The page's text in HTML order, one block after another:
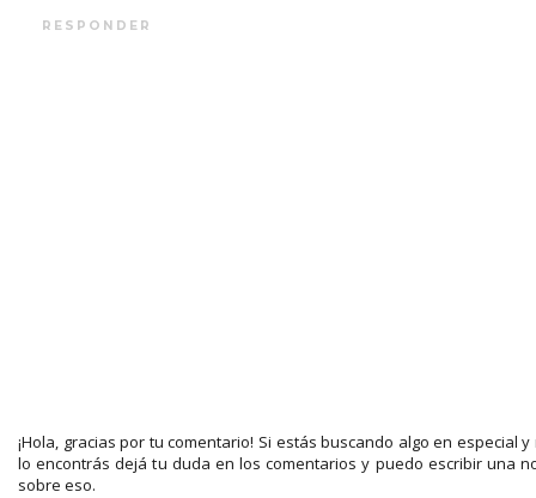
RESPONDER
¡Hola, gracias por tu comentario! Si estás buscando algo en especial y
lo encontrás dejá tu duda en los comentarios y puedo escribir una
sobre eso.